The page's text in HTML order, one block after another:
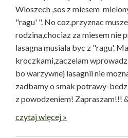
Wloszech ,sos z miesem
"ragu' ". No coz,przyznac
rodzina,chociaz za miesem nie
lasagna musiala byc z "ragu'.
kroczkami,zaczelam
bo warzywnej lasagnii nie
zadbamy o smak potrawy-
z powodzeniem! Zapraszam!!!
czytaj więcej »